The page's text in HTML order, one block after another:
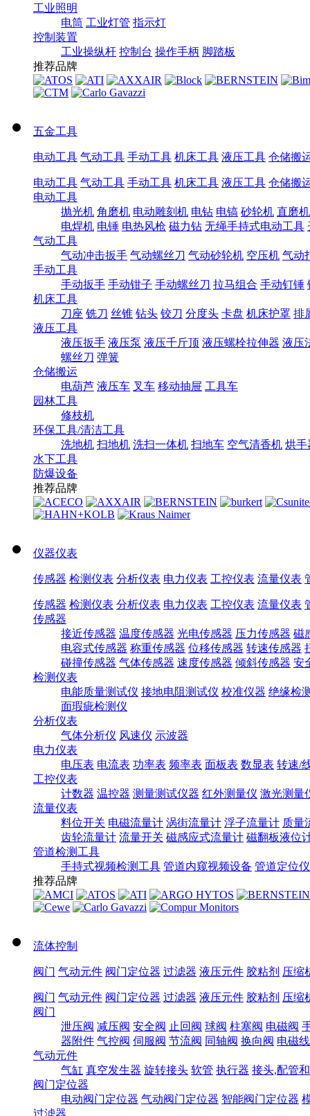
工业照明
电筒 工业灯管 指示灯
控制装置
工业操纵杆 控制台 操作手柄 脚踏板
推荐品牌
五金工具
电动工具 气动工具 手动工具 机床工具 液压工具 仓储搬
电动工具 气动工具 手动工具 机床工具 液压工具 仓储搬
电动工具
抛光机 角磨机 电动雕刻机 电钻 电镐 砂轮机 直磨机
电焊机 电锤 电热风枪 磁力钻 无绳手持式电动工具
气动工具
气动冲击扳手 气动螺丝刀 气动砂轮机 空压机 气动
手动工具
手动扳手 手动钳子 手动螺丝刀 拉马组合 手动钉锤
机床工具
刀座 铣刀 丝锥 钻头 铰刀 分度头 卡盘 机床护罩 排
液压工具
液压扳手 液压泵 液压千斤顶 液压螺栓拉伸器 液压
螺丝刀 弹簧
仓储搬运
电葫芦 液压车 叉车 移动抽屉 工具车
园林工具
修枝机
环保工具/清洁工具
洗地机 扫地机 洗扫一体机 扫地车 空气清香机 烘手
水下工具
防爆设备
推荐品牌
仪器仪表
传感器 检测仪表 分析仪表 电力仪表 工控仪表 流量仪表
传感器 检测仪表 分析仪表 电力仪表 工控仪表 流量仪表
传感器
接近传感器 温度传感器 光电传感器 压力传感器 磁
电容式传感器 称重传感器 位移传感器 转速传感器
碰撞传感器 气体传感器 速度传感器 倾斜传感器 安
检测仪表
电能质量测试仪 接地电阻测试仪 校准仪器 绝缘检
面瑕疵检测仪
分析仪表
气体分析仪 风速仪 示波器
电力仪表
电压表 电流表 功率表 频率表 面板表 数显表 转速/
工控仪表
计数器 温控器 测量测试仪器 红外测量仪 激光测量
流量仪表
料位开关 电磁流量计 涡街流量计 浮子流量计 质量
齿轮流量计 流量开关 磁感应式流量计 磁翻板液位
管道检测工具
手持式视频检测工具 管道内窥视频设备 管道定位仪
推荐品牌
流体控制
阀门 气动元件 阀门定位器 过滤器 液压元件 胶粘剂 压缩
阀门 气动元件 阀门定位器 过滤器 液压元件 胶粘剂 压缩
阀门
泄压阀 减压阀 安全阀 止回阀 球阀 柱塞阀 电磁阀
器附件 气控阀 伺服阀 节流阀 同轴阀 换向阀 电磁
气动元件
气缸 真空发生器 旋转接头 软管 执行器 接头,配管
阀门定位器
电动阀门定位器 气动阀门定位器 智能阀门定位器
过滤器